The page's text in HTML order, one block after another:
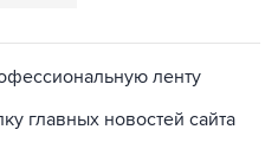
ленту
главных новостей сайта